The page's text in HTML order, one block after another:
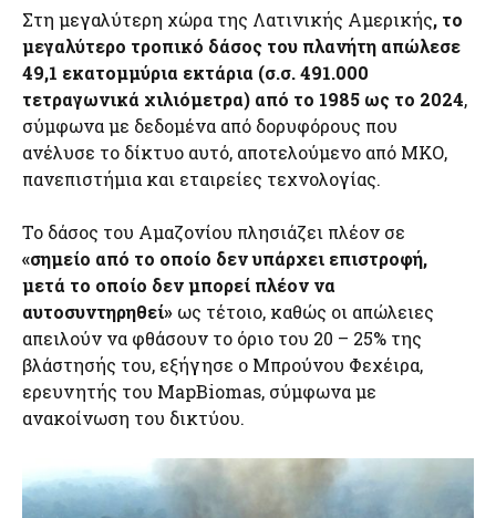
Στη μεγαλύτερη χώρα της Λατινικής Αμερικής, το
μεγαλύτερο τροπικό δάσος του πλανήτη απώλεσε
49,1 εκατομμύρια εκτάρια (σ.σ. 491.000
τετραγωνικά χιλιόμετρα) από το 1985 ως το 2024,
σύμφωνα με δεδομένα από δορυφόρους που
ανέλυσε το δίκτυο αυτό, αποτελούμενο από ΜΚΟ,
πανεπιστήμια και εταιρείες τεχνολογίας.
Το δάσος του Αμαζονίου πλησιάζει πλέον σε
«σημείο από το οποίο δεν υπάρχει επιστροφή,
μετά το οποίο δεν μπορεί πλέον να
αυτοσυντηρηθεί» ως τέτοιο, καθώς οι απώλειες
απειλούν να φθάσουν το όριο του 20 – 25% της
βλάστησής του, εξήγησε ο Μπρούνου Φεχέιρα,
ερευνητής του MapBiomas, σύμφωνα με
ανακοίνωση του δικτύου.